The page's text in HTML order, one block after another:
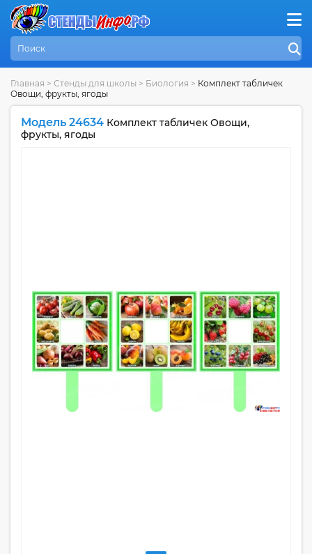
Главная > Стенды для школы > Биология > Комплект табличек
Овощи, фрукты, ягоды
Модель 24634 Комплект табличек Овощи,
фрукты, ягоды